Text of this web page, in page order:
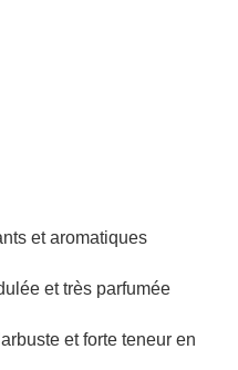
et aromatiques
et très parfumée
et forte teneur en